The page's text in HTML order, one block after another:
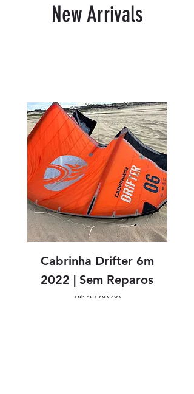
New Arrivals
Cabrinha Drifter 6m
2022 | Sem Reparos
Preço
R$ 3.500,00